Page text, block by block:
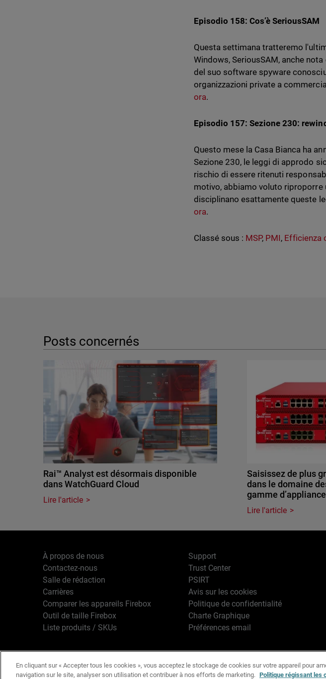
Episodio 158: Cos’è SeriousSAM
Questa settimana tratteremo
Windows, SeriousSAM, anche
del suo software spyware
organizzazioni private a
ora.
Episodio 157: Sezione 230:
Questo mese la Casa Bianca ha
Sezione 230, le leggi di approdo
rischio di essere ritenuti
motivo, abbiamo voluto riproporre
disciplinano esattamente queste
ora.
Classé sous : MSP, PMI, Efficienza
Posts concernés
Rai™ Analyst est désormais disponible
dans WatchGuard Cloud
Lire l'article
Saisissez de plus
dans le domaine
gamme
Lire l'article
À propos de nous
Contactez-nous
Salle de rédaction
Carrières
Comparer les appareils Firebox
Outil de taille Firebox
Liste produits / SKUs
Support
Trust Center
PSIRT
Avis sur les cookies
Politique de confidentialité
Charte Graphique
Préférences email
Français Copyright © 1996-2026 WatchGuard
En cliquant sur « Accepter tous les cookies », vous acceptez le stockage de cookies sur votre appareil pour
navigation sur le site, analyser son utilisation et contribuer à nos efforts de marketing. Politique régissant les